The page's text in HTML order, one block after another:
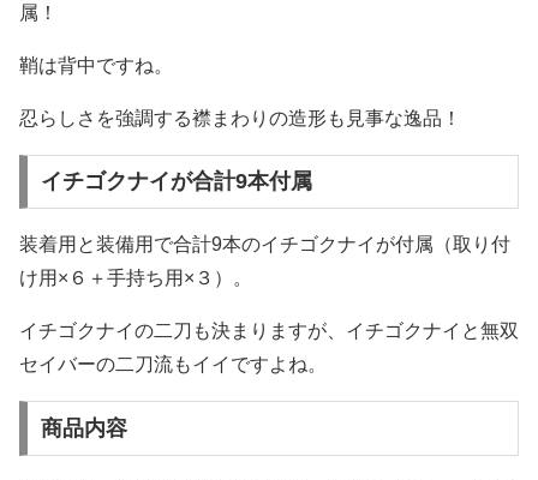
属！
鞘は背中ですね。
忍らしさを強調する襟まわりの造形も見事な逸品！
イチゴクナイが合計9本付属
装着用と装備用で合計9本のイチゴクナイが付属（取り付
け用×６＋手持ち用×３）。
イチゴクナイの二刀も決まりますが、イチゴクナイと無双
セイバーの二刀流もイイですよね。
商品内容